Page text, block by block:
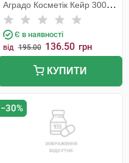
Аградо Косметік Кейр 3000
С.Л.У.
Є в наявності
від 195.00 136.50 грн
КУПИТИ
−30%